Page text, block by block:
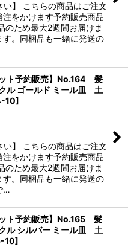
い】 こちらの商品はご注文
をかけます予約販売商品
のため最大2週間お届けま
。同梱品も一緒に発送の
ット予約販売】No.164 髪
ル ゴールド ミール皿 土
10]
い】 こちらの商品はご注文
をかけます予約販売商品
のため最大2週間お届けま
。同梱品も一緒に発送の
…
ット予約販売】No.165 髪
ル シルバー ミール皿 土
10]